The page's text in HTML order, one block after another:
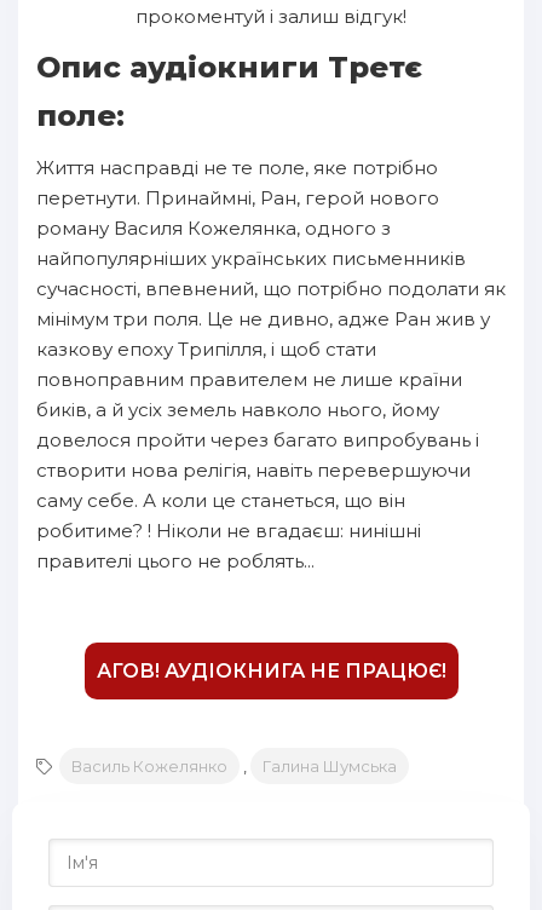
10
11
13
14
15
16
18
19
20
25
27
28
прокоментуй і залиш відгук!
Опис аудіокниги Третє
поле:
Життя насправді не те поле, яке потрібно
перетнути. Принаймні, Ран, герой нового
роману Василя Кожелянка, одного з
найпопулярніших українських письменників
сучасності, впевнений, що потрібно подолати як
мінімум три поля. Це не дивно, адже Ран жив у
казкову епоху Трипілля, і щоб стати
повноправним правителем не лише країни
биків, а й усіх земель навколо нього, йому
довелося пройти через багато випробувань і
створити нова релігія, навіть перевершуючи
саму себе. А коли це станеться, що він
робитиме? ! Ніколи не вгадаєш: нинішні
правителі цього не роблять...
АГОВ! АУДІОКНИГА НЕ ПРАЦЮЄ!
Василь Кожелянко Галина Шумська